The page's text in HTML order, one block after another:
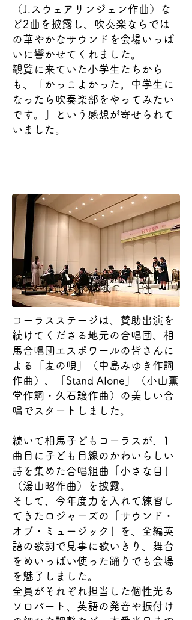
（J.スウェアリンジェン作曲）な
ど2曲を披露し、吹奏楽ならでは
の華やかなサウンドを会場いっぱ
いに響かせてくれました。
観覧に来ていた小学生たちから
も、「かっこよかった。中学生に
なったら吹奏楽部をやってみたい
です。」という感想が寄せられて
いました。
コーラスステージは、賛助出演を
続けてくださる地元の合唱団、相
馬合唱団エスポワールの皆さんに
よる「麦の唄」（中島みゆき作詞
作曲）、「Stand Alone」（小山薫
堂作詞・久石譲作曲）の美しい合
唱でスタートしました。
続いて相馬子どもコーラスが、1
曲目に子ども目線のかわいらしい
詩を集めた合唱組曲「小さな目」
（湯山昭作曲）を披露。
そして、今年度力を入れて練習し
てきたロジャーズの「サウンド・
オブ・ミュージック」を、全編英
語の歌詞で見事に歌いきり、舞台
をめいっぱい使った踊りでも会場
を魅了しました。
全員がそれぞれ担当した個性光る
ソロパート、英語の発音や振付け